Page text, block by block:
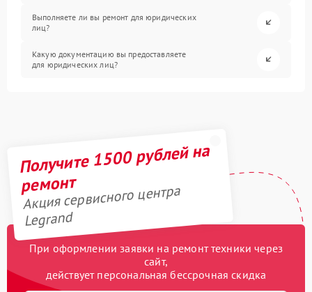
Выполняете ли вы ремонт для юридических
лиц?
Какую документацию вы предоставляете
для юридических лиц?
Получите 1500 рублей на
ремонт
Акция сервисного центра
Legrand
При оформлении заявки на ремонт техники через
сайт,
действует персональная бессрочная скидка